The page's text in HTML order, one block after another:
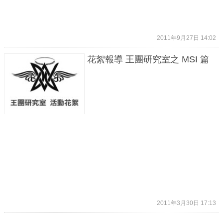
2011年9月27日 14:02
花絮報導 王團研究室之 MSI 篇
2011年3月30日 17:13